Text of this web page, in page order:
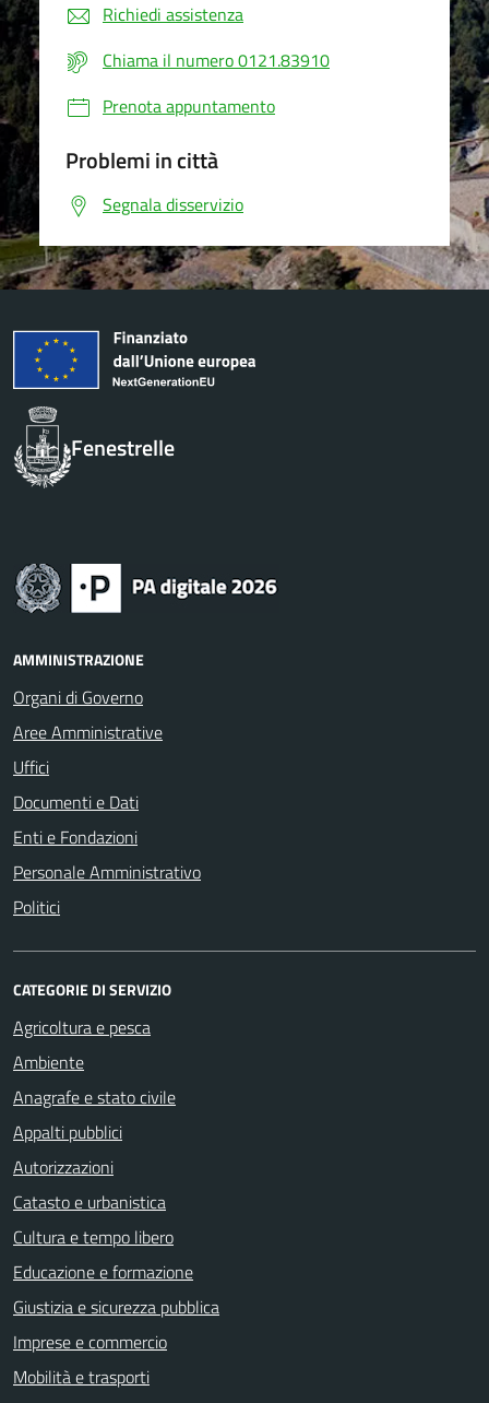
Richiedi assistenza
Chiama il numero 0121.83910
Prenota appuntamento
Problemi in città
Segnala disservizio
Fenestrelle
AMMINISTRAZIONE
Organi di Governo
Aree Amministrative
Uffici
Documenti e Dati
Enti e Fondazioni
Personale Amministrativo
Politici
CATEGORIE DI SERVIZIO
Agricoltura e pesca
Ambiente
Anagrafe e stato civile
Appalti pubblici
Autorizzazioni
Catasto e urbanistica
Cultura e tempo libero
Educazione e formazione
Giustizia e sicurezza pubblica
Imprese e commercio
Mobilità e trasporti